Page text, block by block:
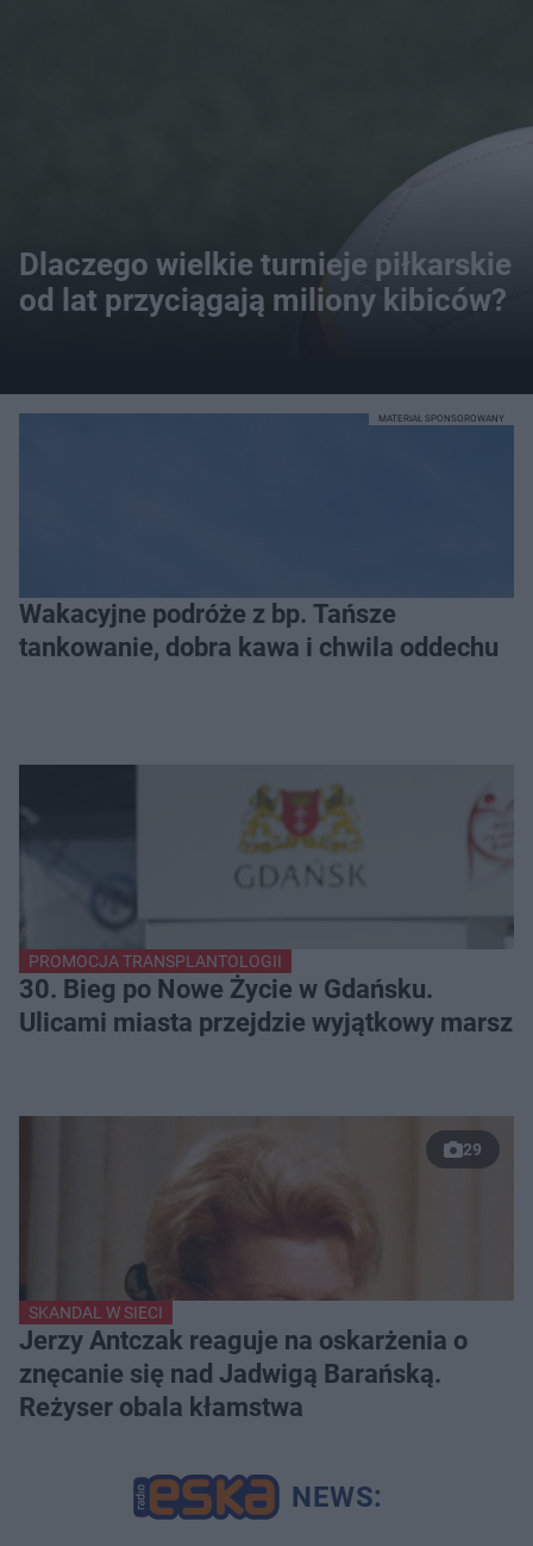
Dlaczego wielkie turnieje piłkarskie
od lat przyciągają miliony kibiców?
Wakacyjne podróże z bp. Tańsze
tankowanie, dobra kawa i chwila oddechu
MATERIAŁ SPONSOROWANY
PROMOCJA TRANSPLANTOLOGII
30. Bieg po Nowe Życie w Gdańsku.
Ulicami miasta przejdzie wyjątkowy marsz
29
SKANDAL W SIECI
Jerzy Antczak reaguje na oskarżenia o
znęcanie się nad Jadwigą Barańską.
Reżyser obala kłamstwa